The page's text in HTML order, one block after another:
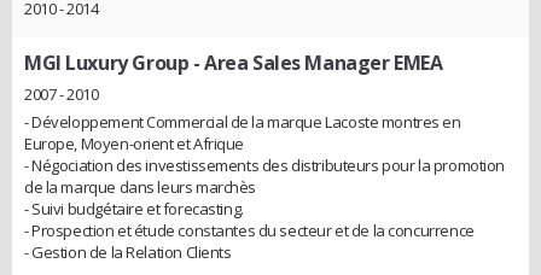
2010 - 2014
MGI Luxury Group - Area Sales Manager EMEA
2007 - 2010
- Développement Commercial de la marque Lacoste montres en
Europe, Moyen-orient et Afrique
- Négociation des investissements des distributeurs pour la promotion
de la marque dans leurs marchès
- Suivi budgétaire et forecasting.
- Prospection et étude constantes du secteur et de la concurrence
- Gestion de la Relation Clients